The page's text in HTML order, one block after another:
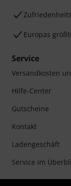
Europas
Service
Versandkosten
Hilfe-Center
Gutscheine
Kontakt
Ladengeschäft
Service im